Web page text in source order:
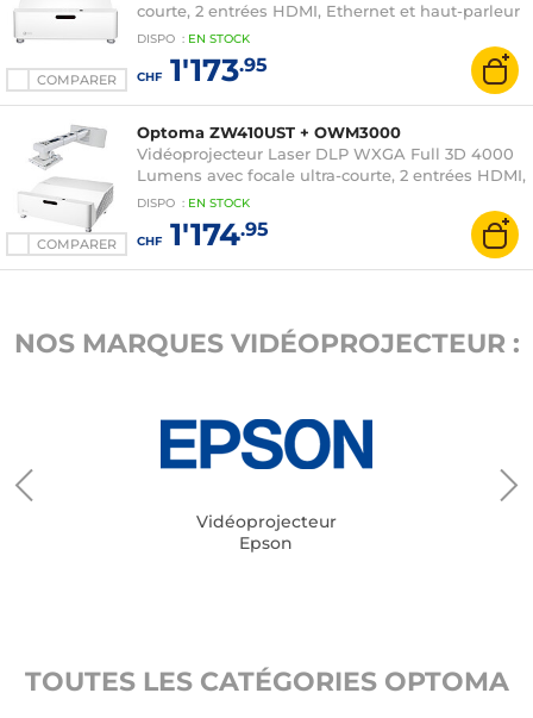
COMPARER
courte, 2 entrées HDMI, Ethernet et haut-parleur
intégré
DISPO : EN STOCK
CHF1'173.95
COMPARER
Optoma ZW410UST + OWM3000
Vidéoprojecteur Laser DLP WXGA Full 3D 4000
Lumens avec focale ultra-courte, 2 entrées HDMI,
Ethernet et haut-parleur intégré + Support mural
DISPO : EN STOCK
CHF1'174.95
NOS MARQUES VIDÉOPROJECTEUR :
Vidéoprojecteur
Epson
TOUTES LES CATÉGORIES OPTOMA